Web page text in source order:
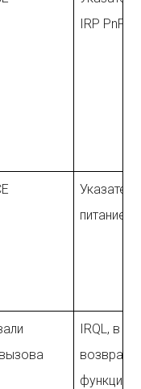
IRP PnP
питание
IRQL, в
функцию